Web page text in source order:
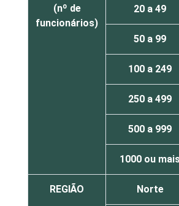
(nº de
funcionários)
20 a 49
50 a 99
100 a 249
250 a 499
500 a 999
1000 ou
REGIÃO Norte